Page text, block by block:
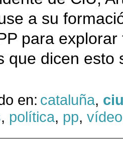
a su
para
que dicen
en: cataluña,
, política, pp,